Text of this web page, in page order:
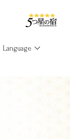
Language